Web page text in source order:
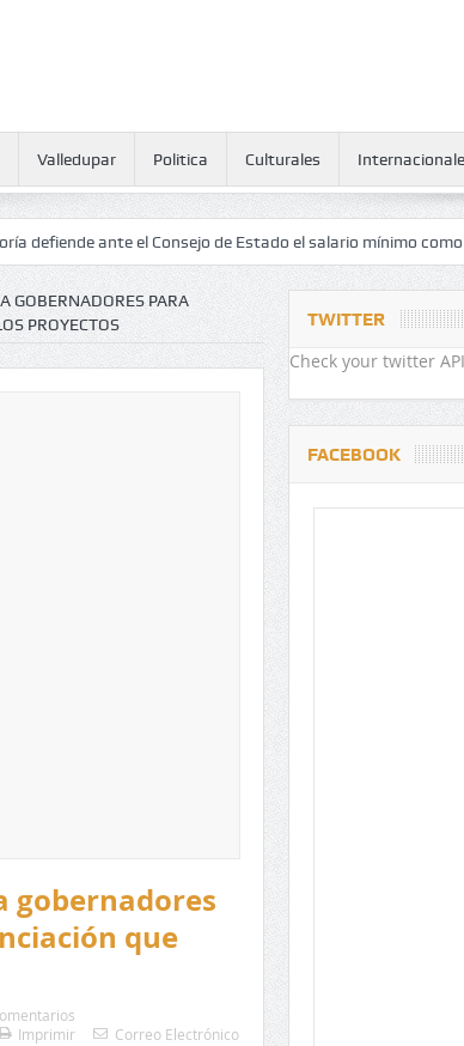
Valledupar Politica Culturales
ante el Consejo de Estado el salario mínimo como derecho
GOBERNADORES PARA
PROYECTOS
gobernadores
que
Imprimir
Correo Electrónico
TWITTER
Check your twitter
FACEBOOK